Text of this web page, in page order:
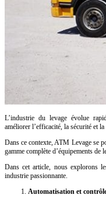
L’industrie du levage évolue
améliorer l’efficacité, la sécurité et
Dans ce contexte, ATM Levage se
gamme complète d’équipements de
Dans cet article, nous explorons
industrie passionnante.
Automatisation et